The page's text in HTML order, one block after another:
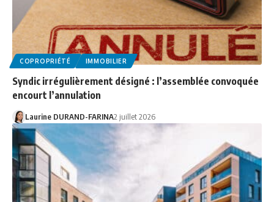
COPROPRIÉTÉ IMMOBILIER
Syndic irrégulièrement désigné : l’assemblée convoquée
encourt l’annulation
Laurine DURAND-FARINA2 juillet 2026